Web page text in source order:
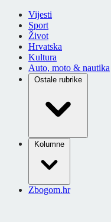
Vijesti
Sport
Život
Hrvatska
Kultura
Auto, moto & nautika
Ostale rubrike
Kolumne
Zbogom.hr